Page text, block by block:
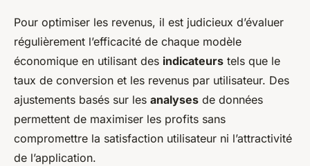
Pour optimiser les revenus, il est judicieux d’évaluer
régulièrement l’efficacité de chaque modèle
économique en utilisant des indicateurs tels que le
taux de conversion et les revenus par utilisateur. Des
ajustements basés sur les analyses de données
permettent de maximiser les profits sans
compromettre la satisfaction utilisateur ni l’attractivité
de l’application.